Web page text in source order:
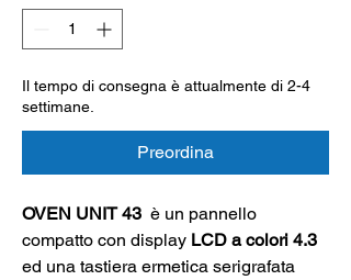
Il tempo di consegna è attualmente di 2-4
settimane.
Preordina
OVEN UNIT 43 è un pannello
compatto con display LCD a colori 4.3
ed una tastiera ermetica serigrafata